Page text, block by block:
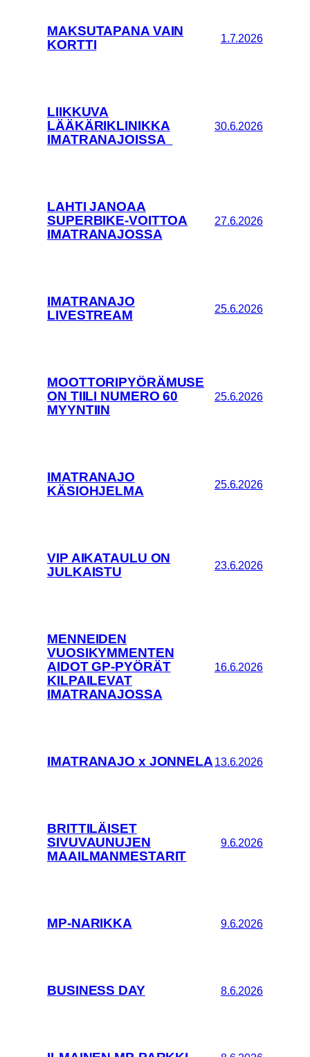
MAKSUTAPANA VAIN
KORTTI
1.7.2026
LIIKKUVA
LÄÄKÄRIKLINIKKA
IMATRANAJOISSA
30.6.2026
LAHTI JANOAA
SUPERBIKE-VOITTOA
IMATRANAJOSSA
27.6.2026
IMATRANAJO
LIVESTREAM
25.6.2026
MOOTTORIPYÖRÄMUSE
ON TIILI NUMERO 60
MYYNTIIN
25.6.2026
IMATRANAJO
KÄSIOHJELMA
25.6.2026
VIP AIKATAULU ON
JULKAISTU
23.6.2026
MENNEIDEN
VUOSIKYMMENTEN
AIDOT GP-PYÖRÄT
KILPAILEVAT
IMATRANAJOSSA
16.6.2026
IMATRANAJO x JONNELA 13.6.2026
BRITTILÄISET
SIVUVAUNUJEN
MAAILMANMESTARIT
9.6.2026
MP-NARIKKA 9.6.2026
BUSINESS DAY 8.6.2026